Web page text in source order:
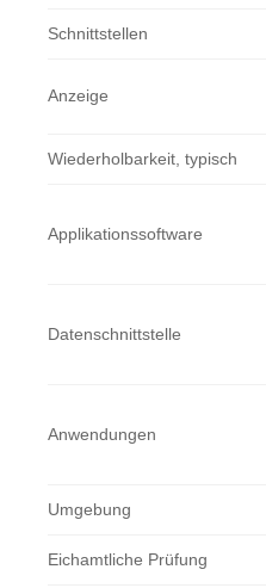
Schnittstellen
Anzeige
Wiederholbarkeit, typisch
Applikationssoftware
Datenschnittstelle
Anwendungen
Umgebung
Eichamtliche Prüfung